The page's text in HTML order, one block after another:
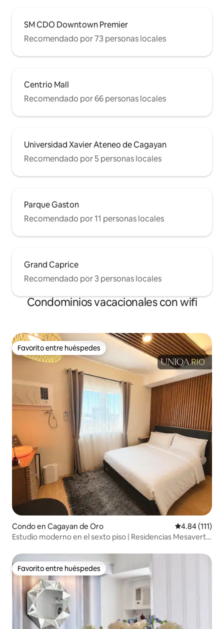
SM CDO Downtown Premier
Recomendado por 73 personas locales
Centrio Mall
Recomendado por 66 personas locales
Universidad Xavier Ateneo de Cagayan
Recomendado por 5 personas locales
Parque Gaston
Recomendado por 11 personas locales
Grand Caprice
Recomendado por 3 personas locales
Condominios vacacionales con wifi
Favorito entre huéspedes
Favorito entre huéspedes
Condo en Cagayan de Oro Calificación
4.84 (111)
Estudio moderno en el sexto piso | Residencias Mesaverte
Favorito entre huéspedes
Favorito entre huéspedes